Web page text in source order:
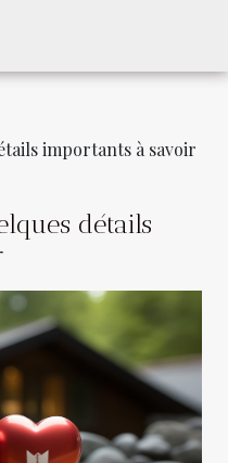
importants à savoir
détails